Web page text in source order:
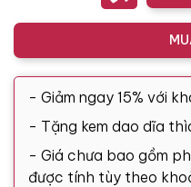
- Giảm ngay 15% với
- Tặng kem dao dĩa
- Giá chưa bao gồm
được tính tùy theo